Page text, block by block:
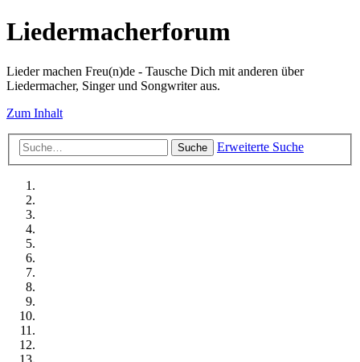
Liedermacherforum
Lieder machen Freu(n)de - Tausche Dich mit anderen über
Liedermacher, Singer und Songwriter aus.
Zum Inhalt
Suche Erweiterte Suche